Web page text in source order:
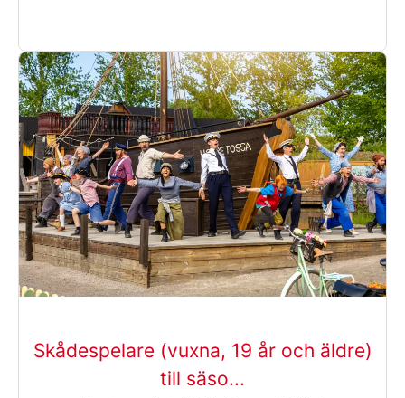
Skådespelare (vuxna, 19 år och äldre)
till säso...